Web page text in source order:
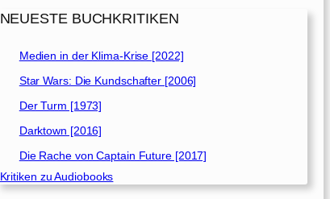
NEUESTE BUCHKRITIKEN
Medien in der Klima-Krise [2022]
Star Wars: Die Kundschafter [2006]
Der Turm [1973]
Darktown [2016]
Die Rache von Captain Future [2017]
Kritiken zu Audiobooks